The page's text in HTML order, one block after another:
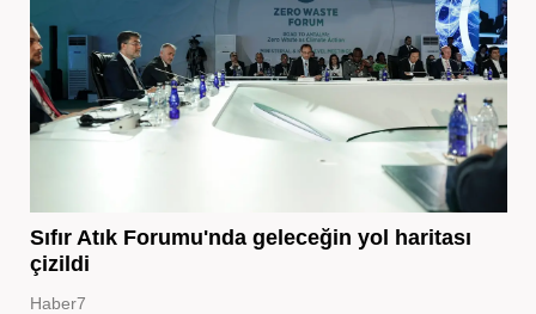
Sıfır Atık Forumu'nda geleceğin yol haritası
çizildi
Haber7